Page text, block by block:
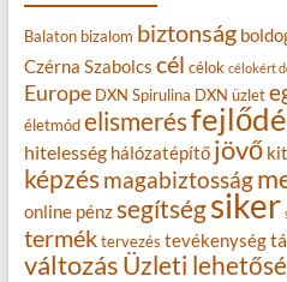
Balaton bizalom biztonság
Czérna Szabolcs cél célok célokért
Europe DXN Spirulina DXN üzlet
életmód elismerés
hitelesség hálózatépítő jövő
képzésmagabiztosság
online pénz segítségsiker
termék tervezés tevékenység
változás Üzleti